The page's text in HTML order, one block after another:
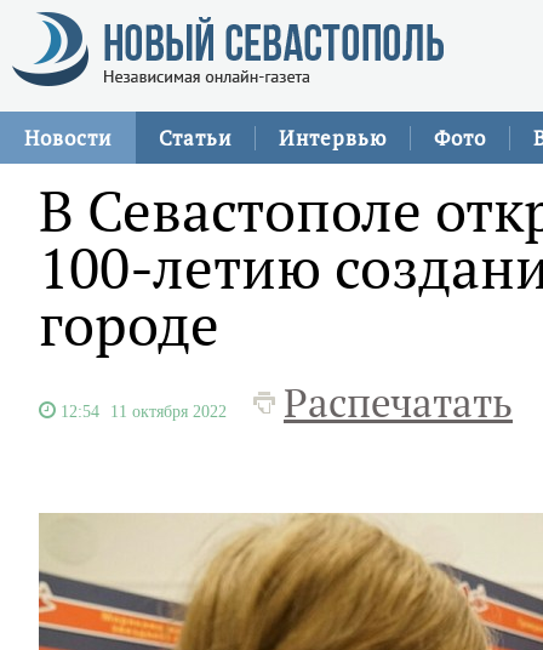
Новости Статьи Интервью Фото
В Севастополе
100-летию
городе
12:54 11 октября 2022 Распечатать